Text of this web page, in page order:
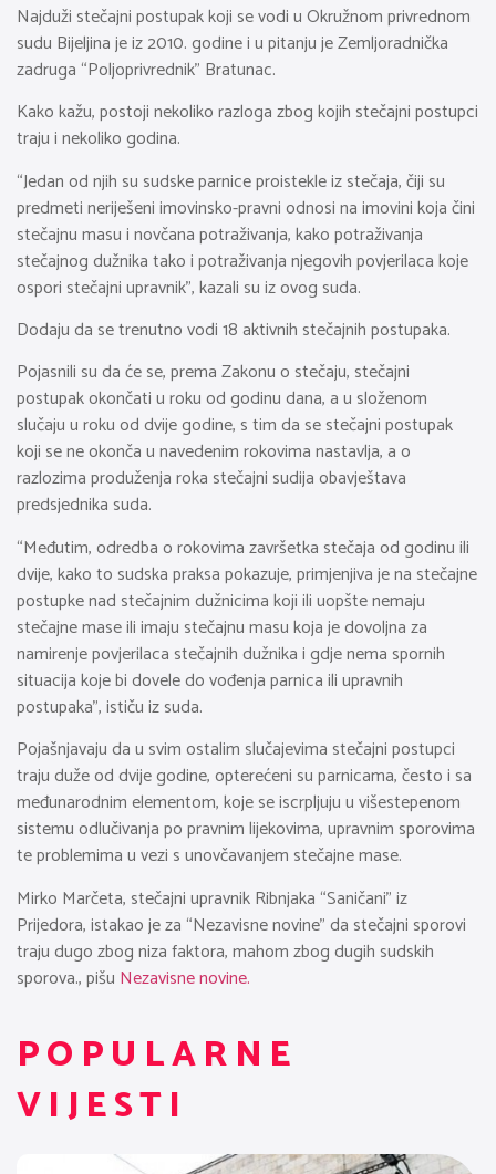
Najduži stečajni postupak koji se vodi u Okružnom privrednom
sudu Bijeljina je iz 2010. godine i u pitanju je Zemljoradnička
zadruga “Poljoprivrednik” Bratunac.
Kako kažu, postoji nekoliko razloga zbog kojih stečajni postupci
traju i nekoliko godina.
“Jedan od njih su sudske parnice proistekle iz stečaja, čiji su
predmeti neriješeni imovinsko-pravni odnosi na imovini koja čini
stečajnu masu i novčana potraživanja, kako potraživanja
stečajnog dužnika tako i potraživanja njegovih povjerilaca koje
ospori stečajni upravnik”, kazali su iz ovog suda.
Dodaju da se trenutno vodi 18 aktivnih stečajnih postupaka.
Pojasnili su da će se, prema Zakonu o stečaju, stečajni
postupak okončati u roku od godinu dana, a u složenom
slučaju u roku od dvije godine, s tim da se stečajni postupak
koji se ne okonča u navedenim rokovima nastavlja, a o
razlozima produženja roka stečajni sudija obavještava
predsjednika suda.
“Međutim, odredba o rokovima završetka stečaja od godinu ili
dvije, kako to sudska praksa pokazuje, primjenjiva je na stečajne
postupke nad stečajnim dužnicima koji ili uopšte nemaju
stečajne mase ili imaju stečajnu masu koja je dovoljna za
namirenje povjerilaca stečajnih dužnika i gdje nema spornih
situacija koje bi dovele do vođenja parnica ili upravnih
postupaka”, ističu iz suda.
Pojašnjavaju da u svim ostalim slučajevima stečajni postupci
traju duže od dvije godine, opterećeni su parnicama, često i sa
međunarodnim elementom, koje se iscrpljuju u višestepenom
sistemu odlučivanja po pravnim lijekovima, upravnim sporovima
te problemima u vezi s unovčavanjem stečajne mase.
Mirko Marčeta, stečajni upravnik Ribnjaka “Saničani” iz
Prijedora, istakao je za “Nezavisne novine” da stečajni sporovi
traju dugo zbog niza faktora, mahom zbog dugih sudskih
sporova., pišu Nezavisne novine.
POPULARNE
VIJESTI